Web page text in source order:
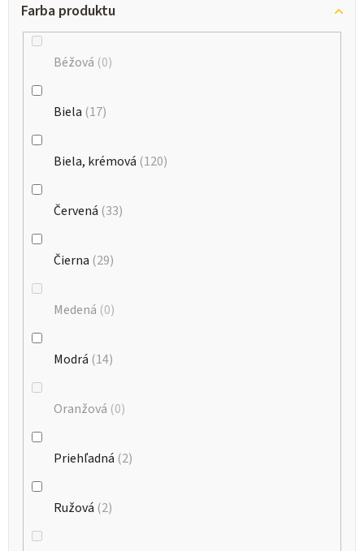
Farba produktu
Béžová 0
Biela 17
Biela, krémová 120
Červená 33
Čierna 29
Medená 0
Modrá 14
Oranžová 0
Priehľadná 2
Ružová 2